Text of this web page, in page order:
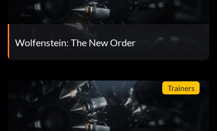
Wolfenstein: The New Order
Trainers